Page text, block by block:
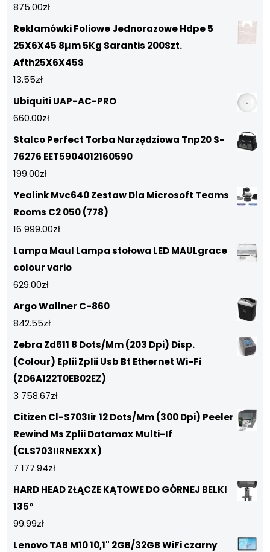
875.00zł
Reklamówki Foliowe Jednorazowe Hdpe 5
25X6X45 8µm 5Kg Sarantis 200Szt.
Afth25X6X45S
13.55zł
Ubiquiti UAP-AC-PRO
660.00zł
Stalco Perfect Torba Narzędziowa Tnp20 S-
76276 EET5904012160590
199.00zł
Yealink Mvc640 Zestaw Dla Microsoft Teams
Rooms C2 050 (778)
16 999.00zł
Lampa Maul Lampa stołowa LED MAULgrace
colour vario
629.00zł
Argo Wallner C-860
842.55zł
Zebra Zd611 8 Dots/Mm (203 Dpi) Disp.
(Colour) Eplii Zplii Usb Bt Ethernet Wi-Fi
(ZD6A122T0EB02EZ)
3 758.67zł
Citizen Cl-S703Iir 12 Dots/Mm (300 Dpi) Peeler
Rewind Ms Zplii Datamax Multi-If
(CLS703IIRNEXXX)
7 177.94zł
HARD HEAD ZŁĄCZE KĄTOWE DO GÓRNEJ BELKI
135°
99.99zł
Lenovo TAB M10 10,1" 2GB/32GB WiFi czarny